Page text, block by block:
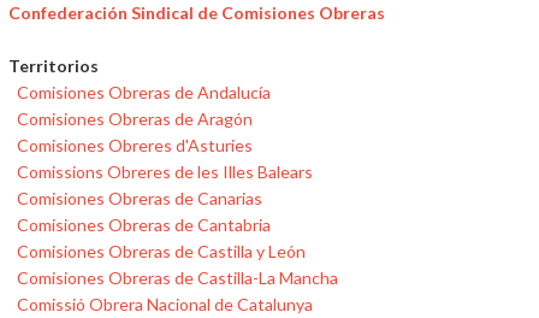
Confederación Sindical de Comisiones Obreras
Territorios
Comisiones Obreras de Andalucía
Comisiones Obreras de Aragón
Comisiones Obreres d'Asturies
Comissions Obreres de les Illes Balears
Comisiones Obreras de Canarias
Comisiones Obreras de Cantabria
Comisiones Obreras de Castilla y León
Comisiones Obreras de Castilla-La Mancha
Comissió Obrera Nacional de Catalunya